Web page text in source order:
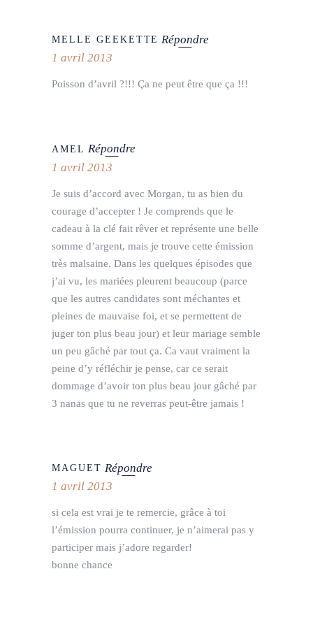
MELLE GEEKETTE Répondre
1 avril 2013
Poisson d’avril ?!!! Ça ne peut être que ça !!!
AMEL Répondre
1 avril 2013
Je suis d’accord avec Morgan, tu as bien du
courage d’accepter ! Je comprends que le
cadeau à la clé fait rêver et représente une belle
somme d’argent, mais je trouve cette émission
très malsaine. Dans les quelques épisodes que
j’ai vu, les mariées pleurent beaucoup (parce
que les autres candidates sont méchantes et
pleines de mauvaise foi, et se permettent de
juger ton plus beau jour) et leur mariage semble
un peu gâché par tout ça. Ca vaut vraiment la
peine d’y réfléchir je pense, car ce serait
dommage d’avoir ton plus beau jour gâché par
3 nanas que tu ne reverras peut-être jamais !
MAGUET Répondre
1 avril 2013
si cela est vrai je te remercie, grâce à toi
l’émission pourra continuer, je n’aimerai pas y
participer mais j’adore regarder!
bonne chance